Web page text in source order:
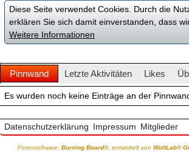
Diese Seite verwendet Cookies. Durch die
erklären Sie sich damit einverstanden, dass
Weitere Informationen
Pinnwand Letzte Aktivitäten Likes
Es wurden noch keine Einträge an der
Datenschutzerklärung Impressum Mitglieder
Forensoftware: Burning Board®, entwickelt von WoltLab®